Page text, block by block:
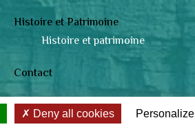
Histoire et Patrimoine
Histoire et patrimoine
Contact
Deny all cookies Personalize